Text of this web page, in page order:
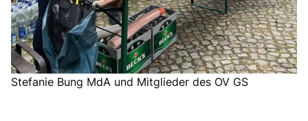
Stefanie Bung MdA und Mitglieder des OV GS